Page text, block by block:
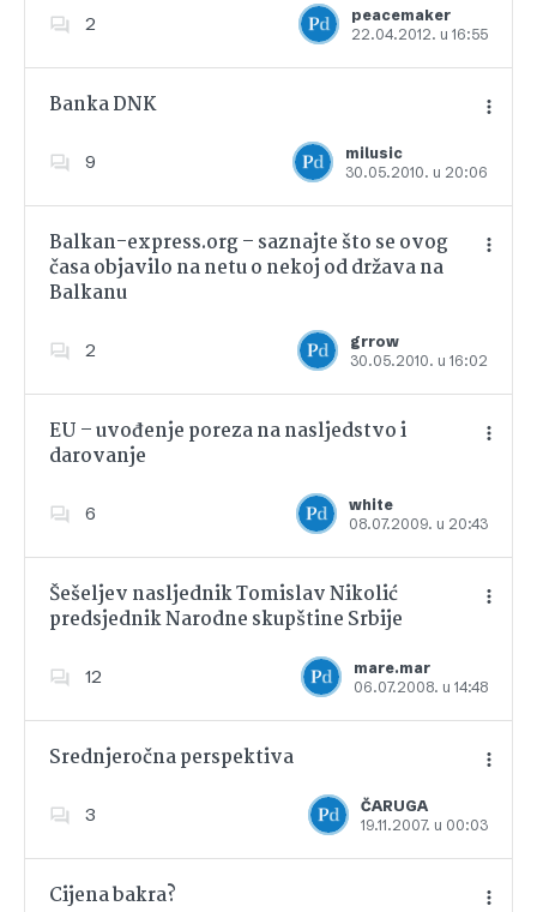
2
peacemaker
22.04.2012. u 16:55
Dodajte u favorite
Banka DNK
9
milusic
30.05.2010. u 20:06
Dodajte u favorite
Balkan-express.org – saznajte što se ovog
časa objavilo na netu o nekoj od država na
Balkanu
2
grrow
30.05.2010. u 16:02
EU – uvođenje poreza na nasljedstvo i
darovanje
6
white
08.07.2009. u 20:43
Dodajte u favorite
Šešeljev nasljednik Tomislav Nikolić
predsjednik Narodne skupštine Srbije
12
mare.mar
06.07.2008. u 14:48
Dodajte u favorite
Srednjeročna perspektiva
3
ČARUGA
19.11.2007. u 00:03
Dodajte u favorite
Cijena bakra?